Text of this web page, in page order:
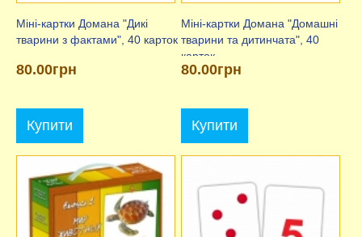
Міні-картки Домана "Дикі
тварини з фактами", 40 карток
80.00грн
Купити
Міні-картки Домана "Домашні
тварини та дитинчата", 40
карток
80.00грн
Купити